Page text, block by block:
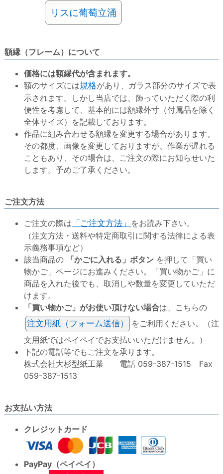
リスに葡萄立涌
額縁（フレーム）について
価格には額縁代が含まれます。
額のサイズには規格があり、ガラス部分のサイズで表
示されます。しかし当店では、飾っていただく際の利
便性を考慮して、基本的には額縁外寸（付属品を除く
全体サイズ）を記載しております。
作品に組み合わせる額縁を変更する場合があります。
その都度、画像を変更しておりますが、作業が遅れる
こともあり、その場合は、ご注文の際にお知らせいた
します。予めご了承ください。
ご注文方法
ご注文の際は 「ご注文方法」 をお読み下さい。
（注文方法・送料や特定商取引に関する法律による表
示義務事項など）
該当商品の
「かごに入れる」ボタン を押して「買い
物かご」ページにお進みください。「買い物かご」に
商品を入れた後でも、取消しや数量を変更していただ
けます。
「買い物かご」がお使い頂けない場合は、こちらの
注文用紙（フォーム送信）
をご利用ください。（注
文用紙ではペイペイでお支払いいただけません。）
下記の電話等でもご注文を承ります。
株式会社大杉型紙工業 電話 059-387-1515 Fax
059-387-1513
お支払い方法
クレジットカード
PayPay（ペイペイ）